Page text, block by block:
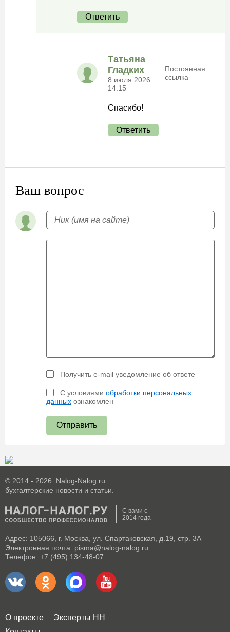
Ответить
Татьяна
Гладких
8 июля 2026
14:15
Постоянная
ссылка
Спасибо!
Ответить
Ваш вопрос
Получить e-mail уведомление об ответе
С условиями обработки персональных
данных ознакомлен
Отправить
© 2014 - 2026. Nalog-Nalog.ru
бухгалтерские новости и статьи.
С вами с
2014 года
Адрес: 105066, г. Москва, ул. Спартаковская, д.19, стр. 3А
Электронная почта: pisma@nalog-nalog.ru
Телефон: +7 (495) 134-48-07
О проекте
Эксперты НН